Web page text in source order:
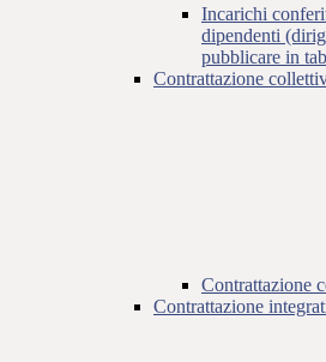
Incarichi
dipendenti
pubblicare in
Contrattazione
Contrattazione
Contrattazione